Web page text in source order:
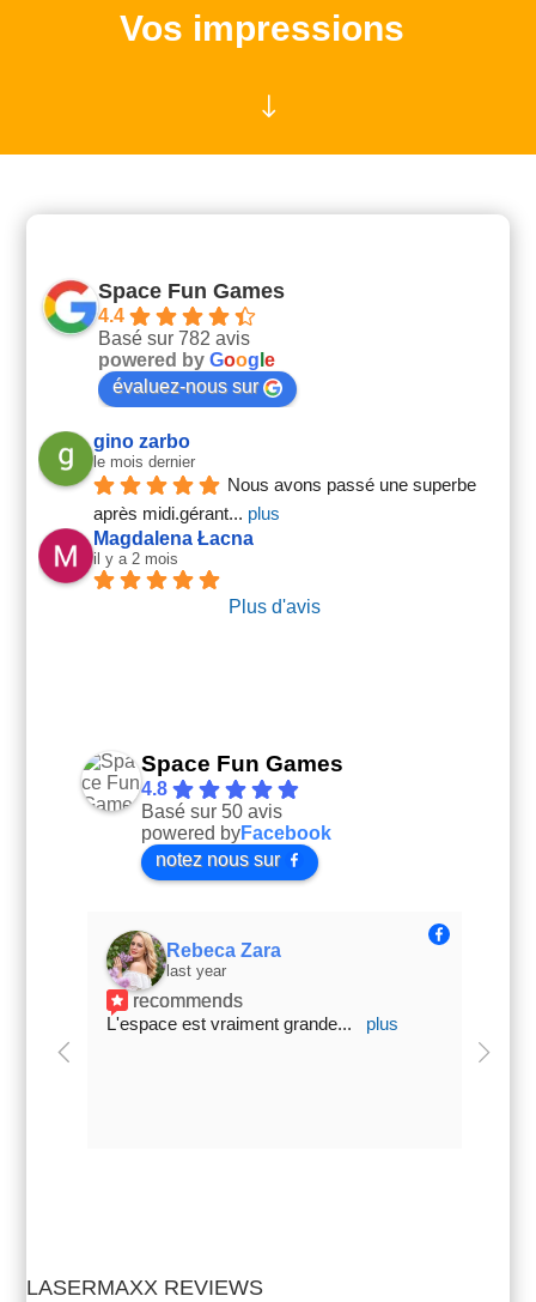
Vos impressions
"
Space Fun Games
4.4
Basé sur 782 avis
powered byGoog le
évaluez-nous sur
gino zarbo
le mois dernier
Nous avons passé une superbe
après midi.gérant... plus
Magdalena Łacna
il y a 2 mois
Plus d'avis
Space Fun Games
4.8
Basé sur 50 avis
powered byFacebook
notez nous sur
Rebeca Zara
last year
recommends
L'espace est vraiment grande... plus
LASERMAXX REVIEWS